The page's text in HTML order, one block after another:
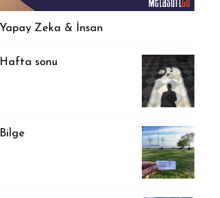
Yapay Zeka & İnsan
Hafta sonu
Bilge